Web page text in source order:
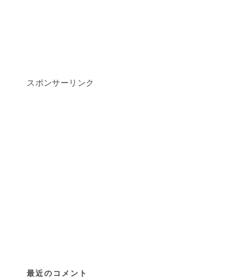
スポンサーリンク
最近のコメント